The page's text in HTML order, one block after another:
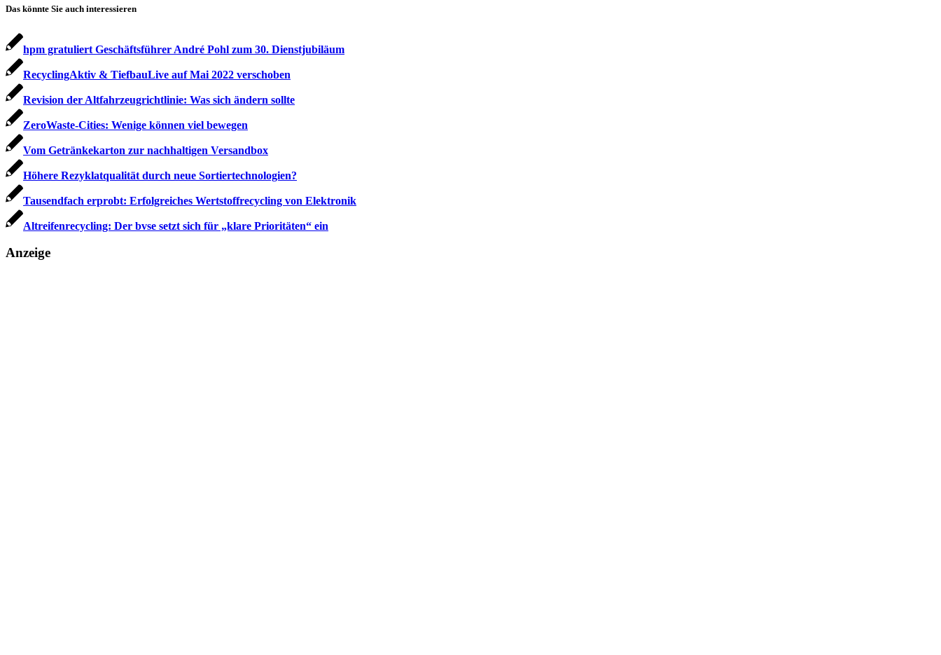
Das könnte Sie auch interessieren
hpm gratuliert Geschäftsführer André Pohl zum 30. Dienstjubiläum
RecyclingAktiv & TiefbauLive auf Mai 2022 verschoben
Revision der Altfahrzeugrichtlinie: Was sich ändern sollte
ZeroWaste-Cities: Wenige können viel bewegen
Vom Getränkekarton zur nachhaltigen Versandbox
Höhere Rezyklatqualität durch neue Sortiertechnologien?
Tausendfach erprobt: Erfolgreiches Wertstoffrecycling von Elektronik
Altreifenrecycling: Der bvse setzt sich für „klare Prioritäten“ ein
Anzeige